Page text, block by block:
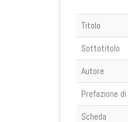
Titolo
Sottotitolo
Autore
Prefazione di
Scheda